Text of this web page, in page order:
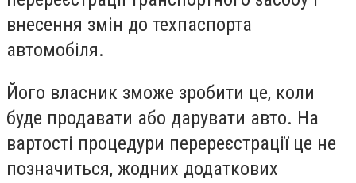
внесення змін до техпаспорта
автомобіля.
Його власник зможе зробити це, коли
буде продавати або дарувати авто. На
вартості процедури перереєстрації це не
позначиться, жодних додаткових